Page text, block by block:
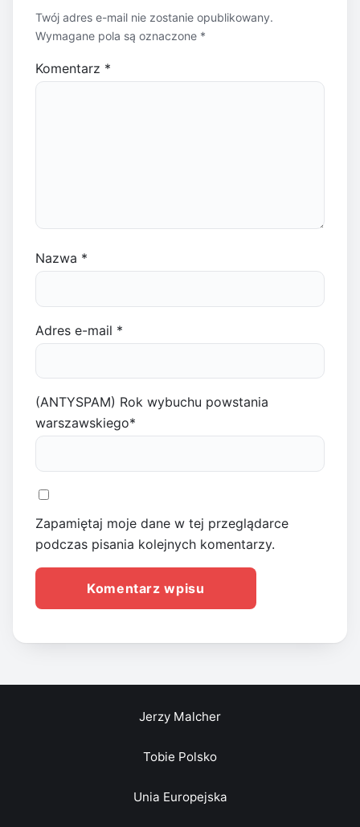
Twój adres e-mail nie zostanie opublikowany.
Wymagane pola są oznaczone *
Komentarz *
Nazwa *
Adres e-mail *
(ANTYSPAM) Rok wybuchu powstania
warszawskiego*
Zapamiętaj moje dane w tej przeglądarce
podczas pisania kolejnych komentarzy.
Jerzy Malcher
Tobie Polsko
Unia Europejska